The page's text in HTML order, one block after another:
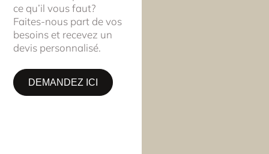
ce qu’il vous faut?
Faites-nous part de vos
besoins et recevez un
devis personnalisé.
DEMANDEZ ICI